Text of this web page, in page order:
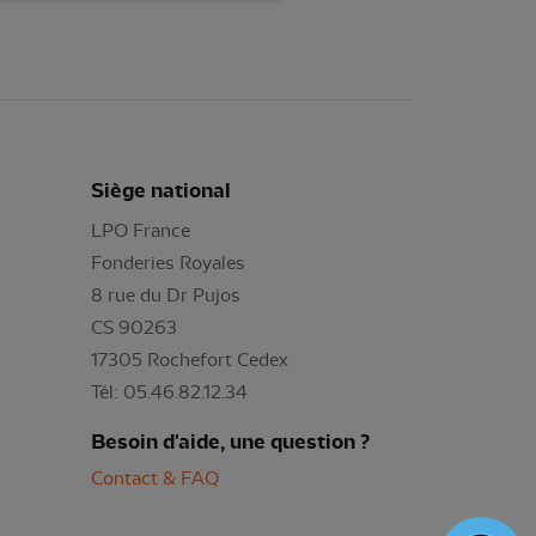
Siège national
LPO France
Fonderies Royales
8 rue du Dr Pujos
CS 90263
17305 Rochefort Cedex
Tél: 05.46.82.12.34
Besoin d'aide, une question ?
Contact & FAQ